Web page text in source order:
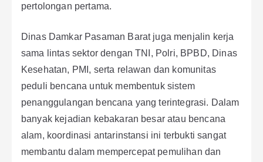
pertolongan pertama.
Dinas Damkar Pasaman Barat juga menjalin kerja
sama lintas sektor dengan TNI, Polri, BPBD, Dinas
Kesehatan, PMI, serta relawan dan komunitas
peduli bencana untuk membentuk sistem
penanggulangan bencana yang terintegrasi. Dalam
banyak kejadian kebakaran besar atau bencana
alam, koordinasi antarinstansi ini terbukti sangat
membantu dalam mempercepat pemulihan dan